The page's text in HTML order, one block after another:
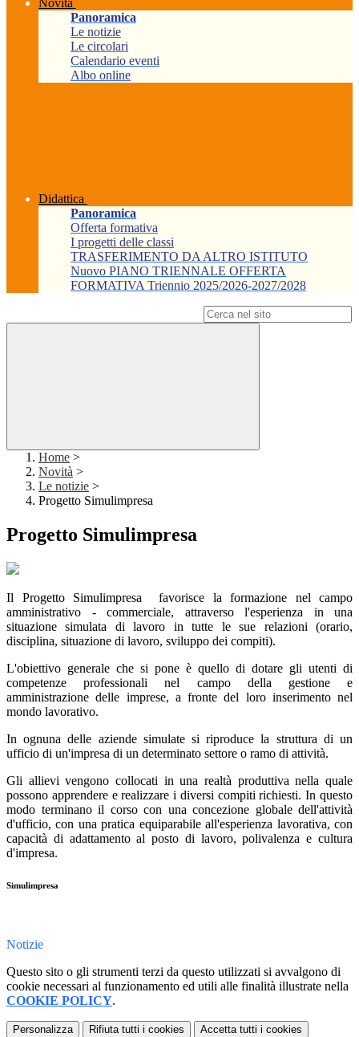
Novità
Panoramica
Le notizie
Le circolari
Calendario eventi
Albo online
Didattica
Panoramica
Offerta formativa
I progetti delle classi
TRASFERIMENTO DA ALTRO ISTITUTO
Nuovo PIANO TRIENNALE OFFERTA
FORMATIVA Triennio 2025/2026-2027/2028
Home >
Novità >
Le notizie >
Progetto Simulimpresa
Progetto Simulimpresa
Il Progetto Simulimpresa favorisce la formazione nel campo
amministrativo - commerciale, attraverso l'esperienza in una
situazione simulata di lavoro in tutte le sue relazioni (orario,
disciplina, situazione di lavoro, sviluppo dei compiti).
L'obiettivo generale che si pone è quello di dotare gli utenti di
competenze professionali nel campo della gestione e
amministrazione delle imprese, a fronte del loro inserimento nel
mondo lavorativo.
In ognuna delle aziende simulate si riproduce la struttura di un
ufficio di un'impresa di un determinato settore o ramo di attività.
Gli allievi vengono collocati in una realtà produttiva nella quale
possono apprendere e realizzare i diversi compiti richiesti. In questo
modo terminano il corso con una concezione globale dell'attività
d'ufficio, con una pratica equiparabile all'esperienza lavorativa, con
capacità di adattamento al posto di lavoro, polivalenza e cultura
d'impresa.
Simulimpresa
Notizie
Questo sito o gli strumenti terzi da questo utilizzati si avvalgono di
cookie necessari al funzionamento ed utili alle finalità illustrate nella
COOKIE POLICY.
Personalizza Rifiuta tutti i cookies Accetta tutti i cookies